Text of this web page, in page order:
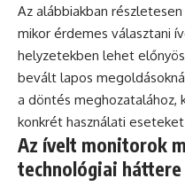
Az alábbiakban
mikor érdemes választani
helyzetekben lehet
bevált lapos
a döntés
konkrét használati
Az ívelt monitorok
technológiai háttere